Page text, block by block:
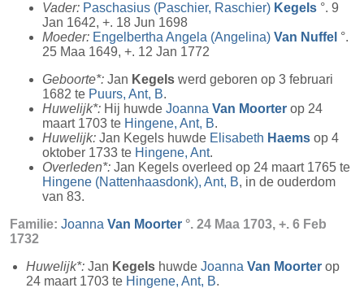
Vader: Paschasius (Paschier, Raschier) Kegels °. 9
Jan 1642, +. 18 Jun 1698
Moeder: Engelbertha Angela (Angelina) Van Nuffel °.
25 Maa 1649, +. 12 Jan 1772
Geboorte*: Jan Kegels werd geboren op 3 februari
1682 te Puurs, Ant, B.
Huwelijk*: Hij huwde Joanna Van Moorter op 24
maart 1703 te Hingene, Ant, B.
Huwelijk: Jan Kegels huwde Elisabeth Haems op 4
oktober 1733 te Hingene, Ant.
Overleden*: Jan Kegels overleed op 24 maart 1765 te
Hingene (Nattenhaasdonk), Ant, B, in de ouderdom
van 83.
Familie: Joanna Van Moorter °. 24 Maa 1703, +. 6 Feb
1732
Huwelijk*: Jan Kegels huwde Joanna Van Moorter op
24 maart 1703 te Hingene, Ant, B.